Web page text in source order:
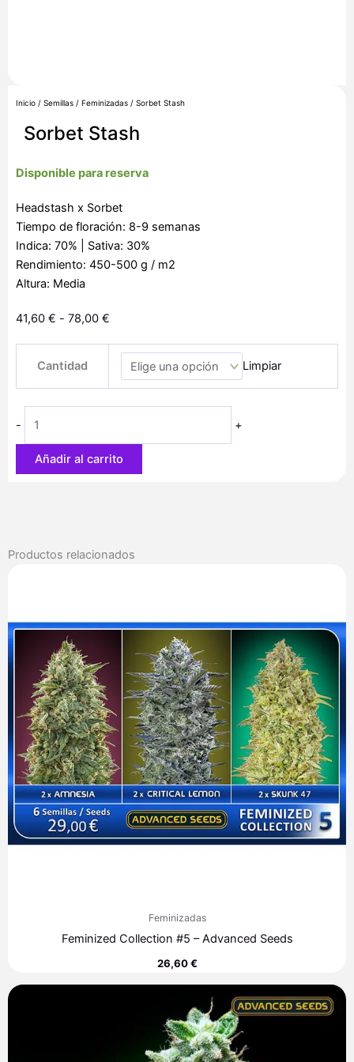
Inicio / Semillas / Feminizadas / Sorbet Stash
Sorbet Stash
Disponible para reserva
Headstash x Sorbet
Tiempo de floración: 8-9 semanas
Indica: 70% | Sativa: 30%
Rendimiento: 450-500 g / m2
Altura: Media
41,60 € - 78,00 €
precios:
desde
41,60 €
Cantidad Limpiar
-
Stash
cantidad
+
Añadir al carrito
Productos relacionados
Feminizadas
Feminized Collection #5 – Advanced Seeds
26,60€
de
precios:
desde
7,60 €
hasta